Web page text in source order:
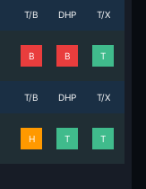
T/B DHP T/X
B B T
T/B DHP T/X
H T T